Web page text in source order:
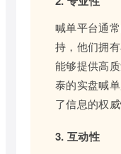
喊单平台通
持，他们拥
能够提供高
泰的实盘喊
了信息的权威
3. 互动性